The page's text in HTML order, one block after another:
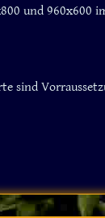
und 960x600
sind